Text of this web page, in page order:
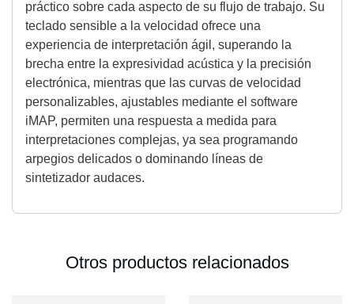
práctico sobre cada aspecto de su flujo de trabajo. Su
teclado sensible a la velocidad ofrece una
experiencia de interpretación ágil, superando la
brecha entre la expresividad acústica y la precisión
electrónica, mientras que las curvas de velocidad
personalizables, ajustables mediante el software
iMAP, permiten una respuesta a medida para
interpretaciones complejas, ya sea programando
arpegios delicados o dominando líneas de
sintetizador audaces.
Otros productos relacionados